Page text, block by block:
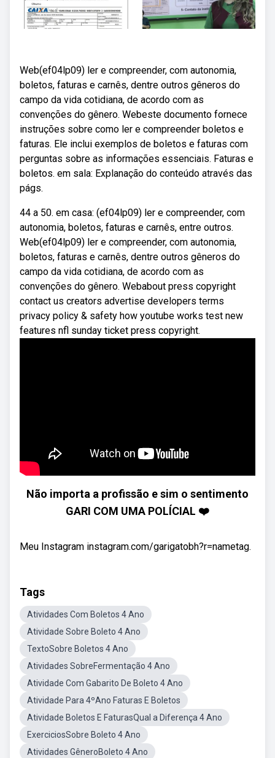
Web(ef04lp09) ler e compreender, com autonomia,
boletos, faturas e carnês, dentre outros gêneros do
campo da vida cotidiana, de acordo com as
convenções do gênero. Webeste documento fornece
instruções sobre como ler e compreender boletos e
faturas. Ele inclui exemplos de boletos e faturas com
perguntas sobre as informações essenciais. Faturas e
boletos. em sala: Explanação do conteúdo através das
págs.
44 a 50. em casa: (ef04lp09) ler e compreender, com
autonomia, boletos, faturas e carnês, entre outros.
Web(ef04lp09) ler e compreender, com autonomia,
boletos, faturas e carnês, dentre outros gêneros do
campo da vida cotidiana, de acordo com as
convenções do gênero. Webabout press copyright
contact us creators advertise developers terms
privacy policy & safety how youtube works test new
features nfl sunday ticket press copyright.
Não importa a profissão e sim o sentimento
GARI COM UMA POLÍCIAL ❤️
Meu Instagram instagram.com/garigatobh?r=nametag.
Tags
Atividades Com Boletos 4 Ano
Atividade Sobre Boleto 4 Ano
TextoSobre Boletos 4 Ano
Atividades SobreFermentação 4 Ano
Atividade Com Gabarito De Boleto 4 Ano
Atividade Para 4ºAno Faturas E Boletos
Atividade Boletos E FaturasQual a Diferença 4 Ano
ExerciciosSobre Boleto 4 Ano
Atividades GêneroBoleto 4 Ano